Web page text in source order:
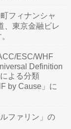
フィナンシャ
、東京金融ビレ
ESC/WHF
Definition
よる分類
by Cause」に
ファリン」の